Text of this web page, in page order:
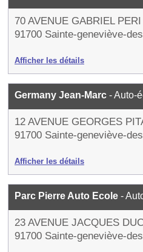
70 AVENUE GABRIEL PERI
91700 Sainte-geneviève-
Afficher les détails
Germany Jean-Marc - Auto-
12 AVENUE GEORGES
91700 Sainte-geneviève-
Afficher les détails
Parc Pierre Auto Ecole -
23 AVENUE JACQUES
91700 Sainte-geneviève-